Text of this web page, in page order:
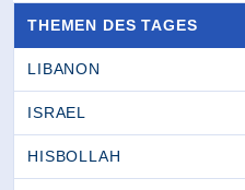
THEMEN DES TAGES
LIBANON
ISRAEL
HISBOLLAH